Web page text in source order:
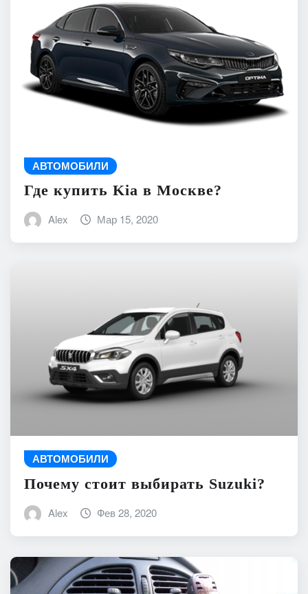
АВТОМОБИЛИ
Где купить Kia в Москве?
Alex Мар 15, 2020
АВТОМОБИЛИ
Почему стоит выбирать Suzuki?
Alex Фев 28, 2020